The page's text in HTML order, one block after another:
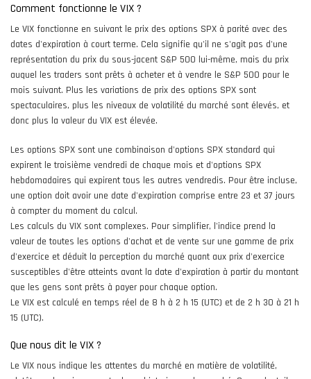
Comment fonctionne le VIX ?
Le VIX fonctionne en suivant le prix des options SPX à parité avec des
dates d'expiration à court terme. Cela signifie qu'il ne s'agit pas d'une
représentation du prix du sous-jacent S&P 500 lui-même, mais du prix
auquel les traders sont prêts à acheter et à vendre le S&P 500 pour le
mois suivant. Plus les variations de prix des options SPX sont
spectaculaires, plus les niveaux de volatilité du marché sont élevés, et
donc plus la valeur du VIX est élevée.
Les options SPX sont une combinaison d'options SPX standard qui
expirent le troisième vendredi de chaque mois et d'options SPX
hebdomadaires qui expirent tous les autres vendredis. Pour être incluse,
une option doit avoir une date d'expiration comprise entre 23 et 37 jours
à compter du moment du calcul.
Les calculs du VIX sont complexes. Pour simplifier, l'indice prend la
valeur de toutes les options d'achat et de vente sur une gamme de prix
d'exercice et déduit la perception du marché quant aux prix d'exercice
susceptibles d'être atteints avant la date d'expiration à partir du montant
que les gens sont prêts à payer pour chaque option.
Le VIX est calculé en temps réel de 8 h à 2 h 15 (UTC) et de 2 h 30 à 21 h
15 (UTC).
Que nous dit le VIX ?
Le VIX nous indique les attentes du marché en matière de volatilité,